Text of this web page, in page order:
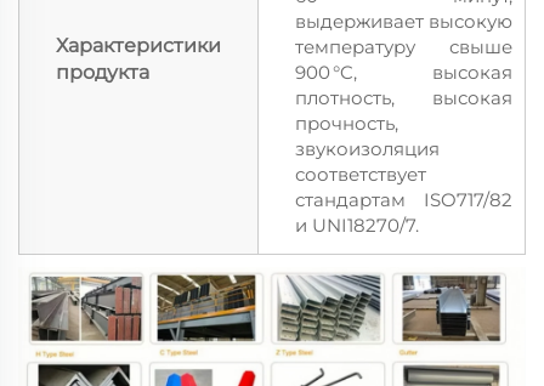
Характеристики
продукта
выдерживает высокую
температуру свыше
900 °C, высокая
плотность, высокая
прочность,
звукоизоляция
соответствует
стандартам ISO717/82
и UNI18270/7.